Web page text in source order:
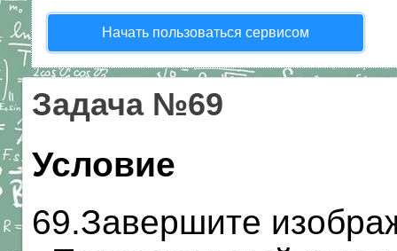
Начать пользоваться сервисом
Задача №69
Условие
69.Завершите